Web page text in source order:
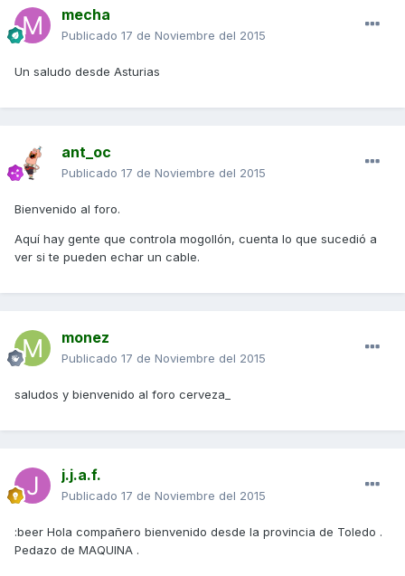
mecha
Publicado 17 de Noviembre del 2015
Un saludo desde Asturias
ant_oc
Publicado 17 de Noviembre del 2015
Bienvenido al foro.
Aquí hay gente que controla mogollón, cuenta lo que sucedió a
ver si te pueden echar un cable.
monez
Publicado 17 de Noviembre del 2015
saludos y bienvenido al foro cerveza_
j.j.a.f.
Publicado 17 de Noviembre del 2015
:beer Hola compañero bienvenido desde la provincia de Toledo .
Pedazo de MAQUINA .